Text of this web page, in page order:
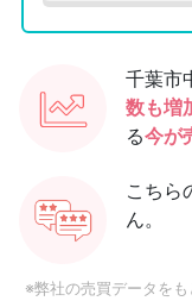
千葉市
数も増
る今が
こちら
ん。
※弊社の売買データをも